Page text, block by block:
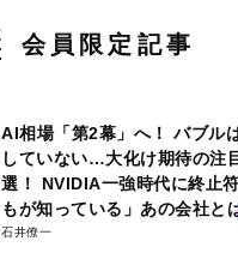
会員限定記事
AI相場「第2幕」へ！ バブル
していない…大化け期待の注
選！ NVIDIA一強時代に終止
もが知っている」あの会社と
石井僚一